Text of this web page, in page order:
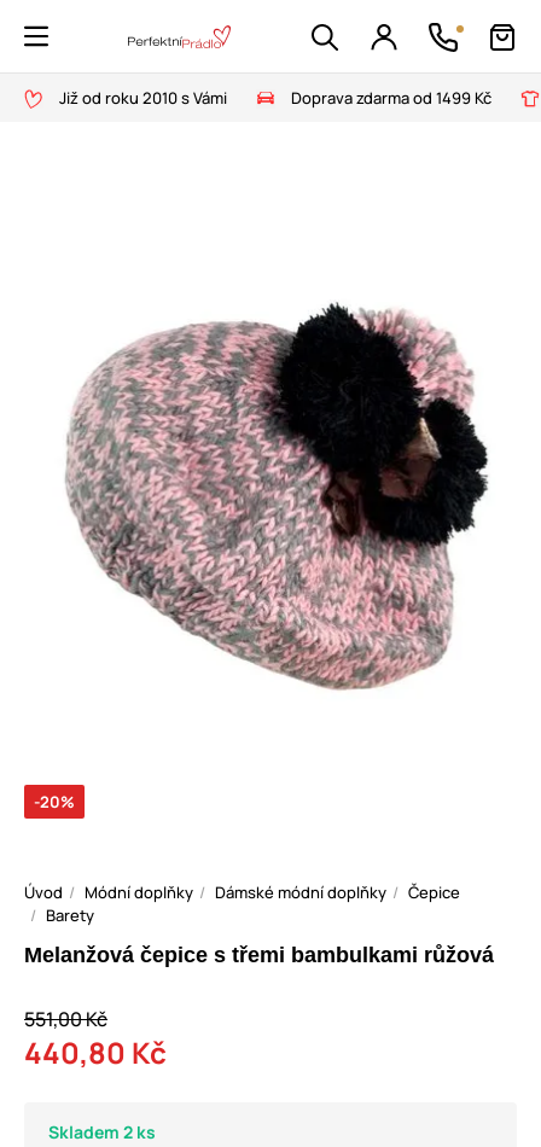
Již od roku 2010 s Vámi Doprava zdarma od 1499 Kč
-20%
Úvod Módní doplňky Dámské módní doplňky
Čepice
Barety
Melanžová čepice s třemi bambulkami růžová
551,00 Kč
440,80 Kč
Skladem 2 ks